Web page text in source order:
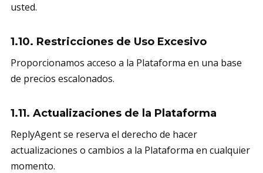
usted.
1.10. Restricciones de Uso Excesivo
Proporcionamos acceso a la Plataforma en una base
de precios escalonados.
1.11. Actualizaciones de la Plataforma
ReplyAgent se reserva el derecho de hacer
actualizaciones o cambios a la Plataforma en cualquier
momento.